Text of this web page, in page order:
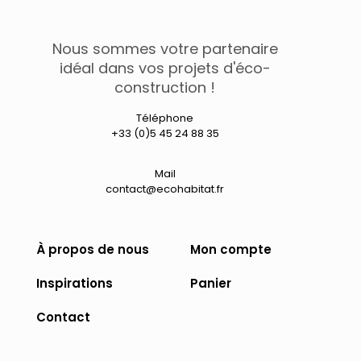
page
du
produit
la
du
Nous sommes votre partenaire
idéal dans vos projets d'éco-
construction !
Téléphone
+33 (0)5 45 24 88 35
Mail
contact@ecohabitat.fr
À propos de nous
Inspirations
Contact
Mon compte
Panier